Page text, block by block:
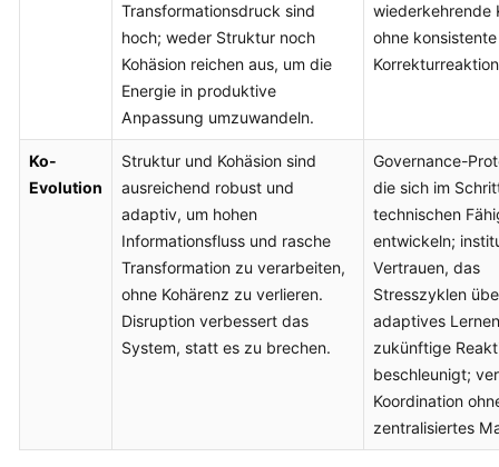
Transformationsdruck sind
hoch; weder Struktur noch
Kohäsion reichen aus, um die
Energie in produktive
Anpassung umzuwandeln.
wiederkehrende
ohne konsistente
Ko-
Evolution
Struktur und Kohäsion sind
ausreichend robust und
adaptiv, um hohen
Informationsfluss und rasche
Transformation zu verarbeiten,
ohne Kohärenz zu verlieren.
Disruption verbessert das
System, statt es zu brechen.
Governance-
die sich im
technischen
entwickeln;
Vertrauen, das
Stresszyklen
adaptives
zukünftige
beschleunigt;
Koordination
zentralisiertes